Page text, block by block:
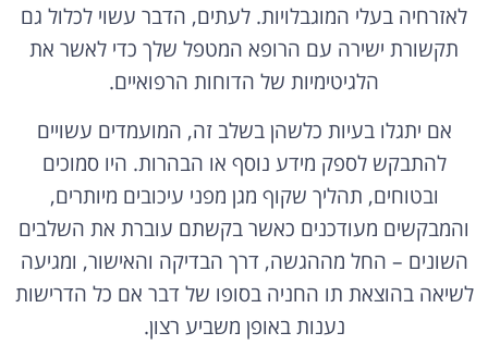
לאזרחיה בעלי המוגבלויות. לעתים, הדבר עשוי לכלול גם
תקשורת ישירה עם הרופא המטפל שלך כדי לאשר את
הלגיטימיות של הדוחות הרפואיים.
אם יתגלו בעיות כלשהן בשלב זה, המועמדים עשויים
להתבקש לספק מידע נוסף או הבהרות. היו סמוכים
ובטוחים, תהליך שקוף מגן מפני עיכובים מיותרים,
והמבקשים מעודכנים כאשר בקשתם עוברת את השלבים
השונים – החל מההגשה, דרך הבדיקה והאישור, ומגיעה
לשיאה בהוצאת תו החניה בסופו של דבר אם כל הדרישות
נענות באופן משביע רצון.